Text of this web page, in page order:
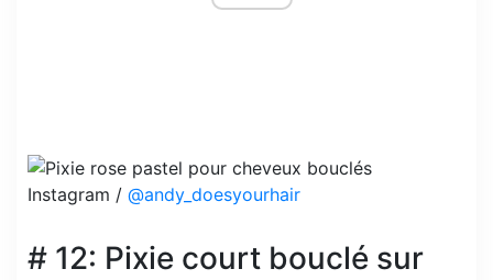
Instagram / @andy_doesyourhair
# 12: Pixie court bouclé sur